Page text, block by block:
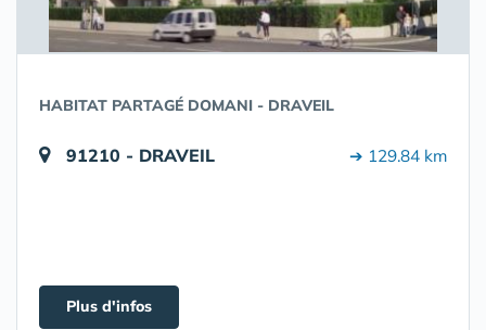
HABITAT PARTAGÉ DOMANI - DRAVEIL
91210 - DRAVEIL ➔ 129.84 km
Plus d'infos